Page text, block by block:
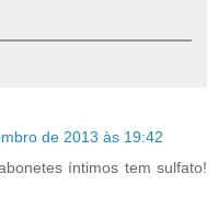
de 2013 às 19:42
íntimos tem sulfato!